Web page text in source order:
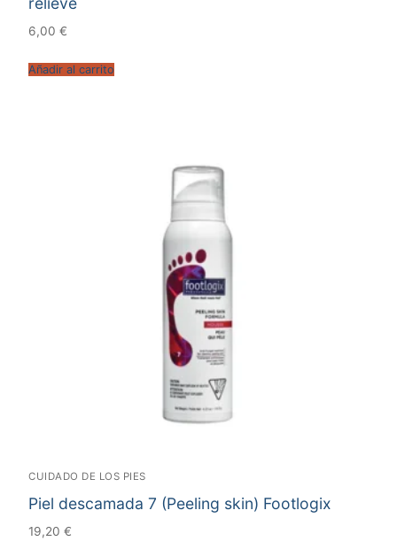
6,00 €
Añadir al carrito
CUIDADO DE LOS PIES
Piel descamada 7 (Peeling skin) Footlogix
19,20 €